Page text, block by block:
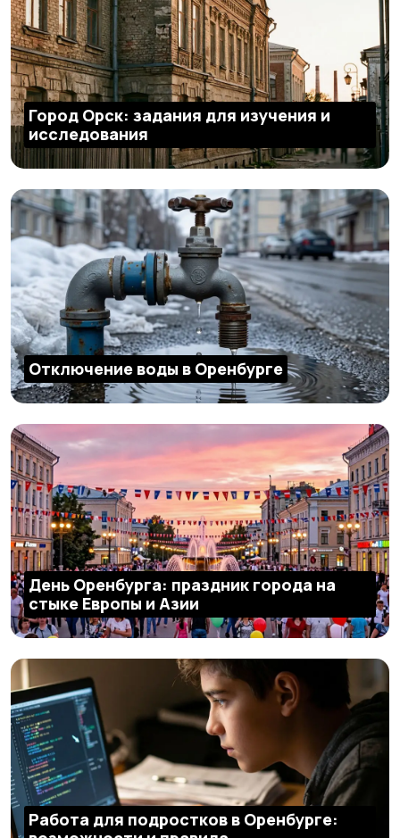
Город Орск: задания для изучения и
исследования
Отключение воды в Оренбурге
День Оренбурга: праздник города на
стыке Европы и Азии
Работа для подростков в Оренбурге: